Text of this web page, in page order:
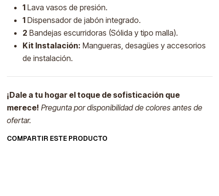
1Lava vasos de presión.
1Dispensador de jabón integrado.
2 Bandejas escurridoras (Sólida y tipo malla).
Kit Instalación: Mangueras, desagües y accesorios
de instalación.
¡Dale a tu hogar el toque de sofisticación que
merece! Pregunta por disponibilidad de colores antes de
ofertar.
COMPARTIR ESTE PRODUCTO